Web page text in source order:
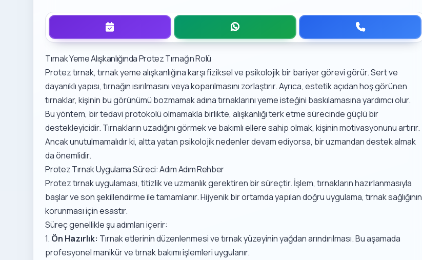
Tırnak Yeme Alışkanlığında Protez Tırnağın Rolü
Protez tırnak, tırnak yeme alışkanlığına karşı fiziksel ve psikolojik bir bariyer görevi görür. Sert ve
dayanıklı yapısı, tırnağın ısırılmasını veya koparılmasını zorlaştırır. Ayrıca, estetik açıdan hoş görünen
tırnaklar, kişinin bu görünümü bozmamak adına tırnaklarını yeme isteğini baskılamasına yardımcı olur.
Bu yöntem, bir tedavi protokolü olmamakla birlikte, alışkanlığı terk etme sürecinde güçlü bir
destekleyicidir. Tırnakların uzadığını görmek ve bakımlı ellere sahip olmak, kişinin motivasyonunu artırır.
Ancak unutulmamalıdır ki, altta yatan psikolojik nedenler devam ediyorsa, bir uzmandan destek almak
da önemlidir.
Protez Tırnak Uygulama Süreci: Adım Adım Rehber
Protez tırnak uygulaması, titizlik ve uzmanlık gerektiren bir süreçtir. İşlem, tırnakların hazırlanmasıyla
başlar ve son şekillendirme ile tamamlanır. Hijyenik bir ortamda yapılan doğru uygulama, tırnak sağlığının
korunması için esastır.
Süreç genellikle şu adımları içerir:
1. Ön Hazırlık: Tırnak etlerinin düzenlenmesi ve tırnak yüzeyinin yağdan arındırılması. Bu aşamada
profesyonelmanikür ve tırnak bakımıişlemleri uygulanır.